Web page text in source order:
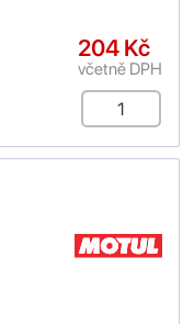
204 Kč
včetně DPH